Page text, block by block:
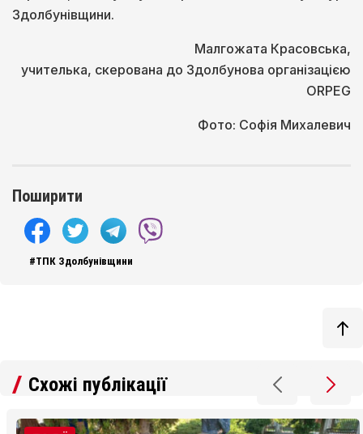
Здолбунівщини.
Малгожата Красовська,
учителька, скерована до Здолбунова організацією
ORPEG
Фото: Софія Михалевич
Поширити
#ТПК Здолбунівщини
Схожі публікації